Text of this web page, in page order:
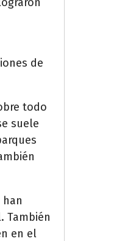
de
todo
suele
También
en el